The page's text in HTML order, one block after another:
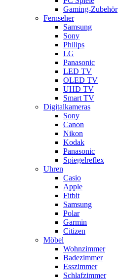
Gaming-Zubehör
Fernseher
Samsung
Sony
Philips
LG
Panasonic
LED TV
OLED TV
UHD TV
Smart TV
Digitalkameras
Sony
Canon
Nikon
Kodak
Panasonic
Spiegelreflex
Uhren
Casio
Apple
Fitbit
Samsung
Polar
Garmin
Citizen
Möbel
Wohnzimmer
Badezimmer
Esszimmer
Schlafzimmer